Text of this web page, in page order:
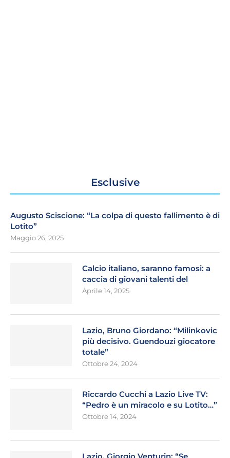
Esclusive
Augusto Sciscione: “La colpa di questo fallimento è di
Lotito”
Maggio 26, 2025
Calcio italiano, saranno famosi: a
caccia di giovani talenti del
Aprile 14, 2025
Lazio, Bruno Giordano: “Milinkovic
più decisivo. Guendouzi giocatore
totale”
Ottobre 24, 2024
Riccardo Cucchi a Lazio Live TV:
“Pedro è un miracolo e su Lotito…”
Ottobre 14, 2024